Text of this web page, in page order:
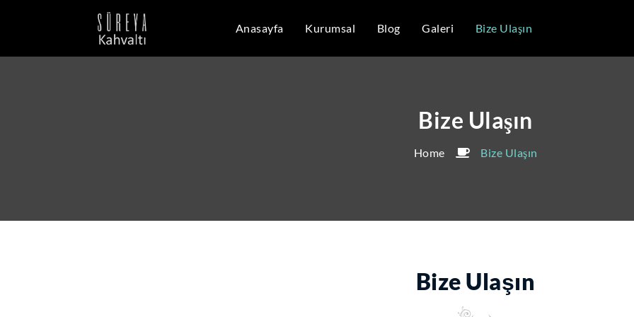
Anasayfa Kurumsal Blog Galeri Bize Ulaşın
Bize Ulaşın
Home Bize Ulaşın
Bize Ulaşın